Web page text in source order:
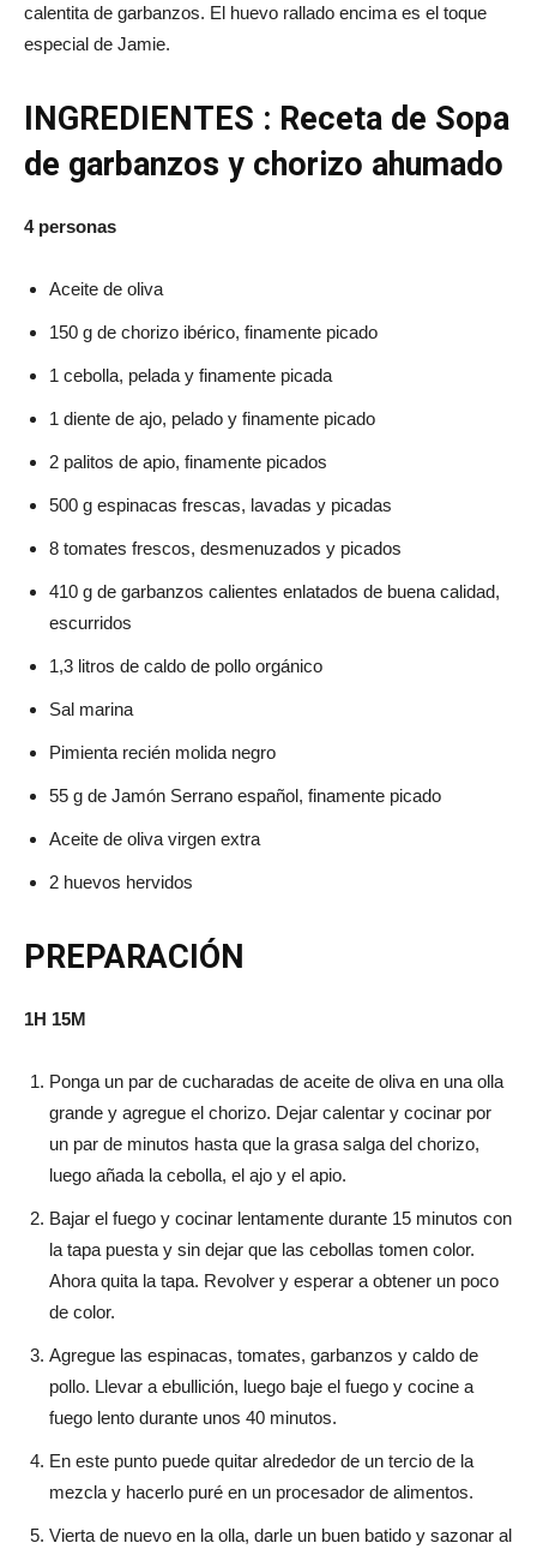
calentita de garbanzos. El huevo rallado encima es el toque
especial de Jamie.
INGREDIENTES : Receta de Sopa
de garbanzos y chorizo ahumado
4 personas
Aceite de oliva
150 g de chorizo ​​ibérico, finamente picado
1 cebolla, pelada y finamente picada
1 diente de ajo, pelado y finamente picado
2 palitos de apio, finamente picados
500 g espinacas frescas, lavadas y picadas
8 tomates frescos, desmenuzados y picados
410 g de garbanzos calientes enlatados de buena calidad,
escurridos
1,3 litros de caldo de pollo orgánico
Sal marina
Pimienta recién molida negro
55 g de Jamón Serrano español, finamente picado
Aceite de oliva virgen extra
2 huevos hervidos
PREPARACIÓN
1H 15M
Ponga un par de cucharadas de aceite de oliva en una olla
grande y agregue el chorizo. Dejar calentar y cocinar por
un par de minutos hasta que la grasa salga del chorizo,
luego añada la cebolla, el ajo y el apio.
Bajar el fuego y cocinar lentamente durante 15 minutos con
la tapa puesta y sin dejar que las cebollas tomen color.
Ahora quita la tapa. Revolver y esperar a obtener un poco
de color.
Agregue las espinacas, tomates, garbanzos y caldo de
pollo. Llevar a ebullición, luego baje el fuego y cocine a
fuego lento durante unos 40 minutos.
En este punto puede quitar alrededor de un tercio de la
mezcla y hacerlo puré en un procesador de alimentos.
Vierta de nuevo en la olla, darle un buen batido y sazonar al